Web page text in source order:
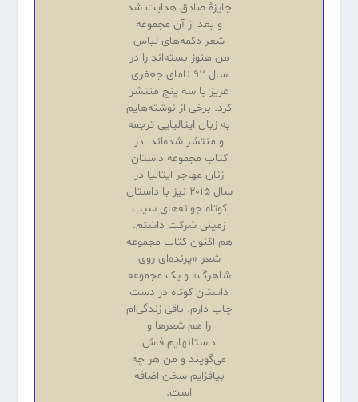
جایزهٔ صادق هدایت شد
و بعد از آن مجموعه
شعر دکمه‌های لباس
من هنوز بسته‌اند را در
سال ۹۲ نامای جعفری
عزیز با سه پنج منتشر
کرد. برخی از نوشته‌هایم
به زبان ایتالیایی ترجمه
و منتشر شده‌اند. در
کتاب مجموعه داستان
زنان مهاجر ایتالیا در
سال ۲۰۱۵ نیز با داستان
کوتاه جوانه‌های سیب
زمینی شرکت داشتم.
هم اکنون کتاب مجموعه
شعر «پرنده‌ای روی
شاهرگ» و یک مجموعه
داستان کوتاه در دست
چاپ دارم. باقی زندگی‌ام
را هم شعرها و
داستانهایم فاش
می‌گویند و من هر چه
بیافزایم سخن اضافه
است.